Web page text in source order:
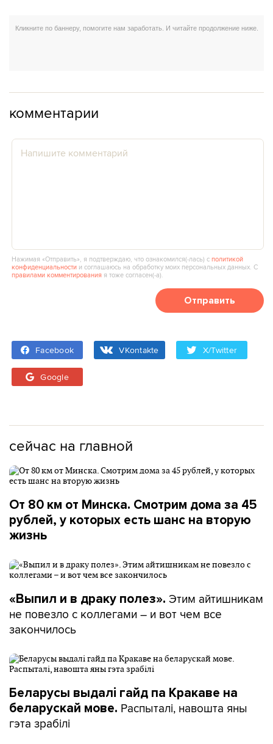
комментарии
Нажимая «Отправить», я подтверждаю, что ознакомился(‑лась) сполитикой
конфиденциальности и соглашаюсь на обработку моих персональных данных. С
правилами комментирования я тоже согласен(‑а).
Отправить
Facebook VKontakte X/Twitter
Google
сейчас на главной
От 80 км от Минска. Смотрим дома за 45
рублей, у которых есть шанс на вторую
жизнь
«Выпил и в драку полез». Этим айтишникам
не повезло с коллегами – и вот чем все
закончилось
Беларусы выдалі гайд па Кракаве на
беларускай мове. Распыталі, навошта яны
гэта зрабілі